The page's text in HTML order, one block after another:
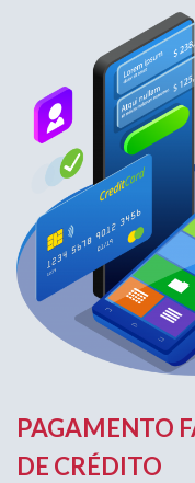
PAGAMENTO
DE CRÉDITO